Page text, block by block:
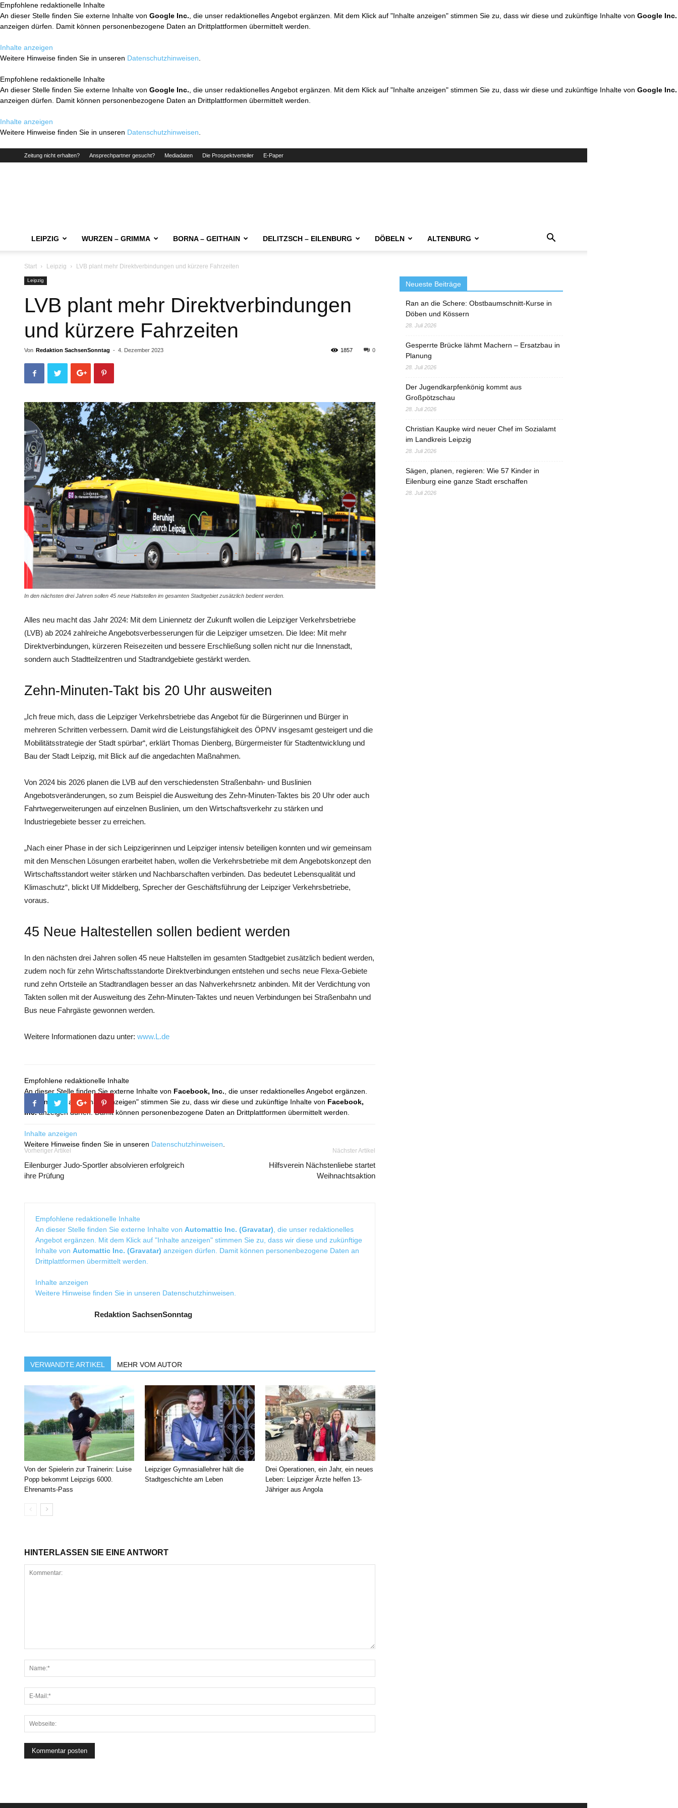
Empfohlene redaktionelle Inhalte
An dieser Stelle finden Sie externe Inhalte von Google Inc. , die unser redaktionelles Angebot ergänzen. Mit dem Klick auf "Inhalte anzeigen" stimmen Sie zu, dass wir diese und zukünftige Inhalte von Google Inc.
anzeigen dürfen. Damit können personenbezogene Daten an Drittplattformen übermittelt werden.
Inhalte anzeigen
Weitere Hinweise finden Sie in unseren Datenschutzhinweisen
Empfohlene redaktionelle Inhalte
An dieser Stelle finden Sie externe Inhalte von Google Inc. , die unser redaktionelles Angebot ergänzen. Mit dem Klick auf "Inhalte anzeigen" stimmen Sie zu, dass wir diese und zukünftige Inhalte von Google Inc.
anzeigen dürfen. Damit können personenbezogene Daten an Drittplattformen übermittelt werden.
Inhalte anzeigen
Weitere Hinweise finden Sie in unseren Datenschutzhinweisen
Zeitung nicht erhalten? Ansprechpartner gesucht? Mediadaten Die Prospektverteiler E-Paper
LEIPZIG WURZEN – GRIMMA BORNA – GEITHAIN DELITZSCH – EILENBURG DÖBELN ALTENBURG
Start Leipzig LVB plant mehr Direktverbindungen und kürzere Fahrzeiten
Leipzig
LVB plant mehr Direktverbindungen
und kürzere Fahrzeiten
Von Redaktion SachsenSonntag - 4. Dezember 2023 0
1857
In den nächsten drei Jahren sollen 45 neue Haltstellen im gesamten Stadtgebiet zusätzlich bedient werden.
Alles neu macht das Jahr 2024: Mit dem Liniennetz der Zukunft wollen die Leipziger Verkehrsbetriebe
(LVB) ab 2024 zahlreiche Angebotsverbesserungen für die Leipziger umsetzen. Die Idee: Mit mehr
Direktverbindungen, kürzeren Reisezeiten und bessere Erschließung sollen nicht nur die Innenstadt,
sondern auch Stadtteilzentren und Stadtrandgebiete gestärkt werden.
Zehn-Minuten-Takt bis 20 Uhr ausweiten
„Ich freue mich, dass die Leipziger Verkehrsbetriebe das Angebot für die Bürgerinnen und Bürger in
mehreren Schritten verbessern. Damit wird die Leistungsfähigkeit des ÖPNV insgesamt gesteigert und die
Mobilitätsstrategie der Stadt spürbar“, erklärt Thomas Dienberg, Bürgermeister für Stadtentwicklung und
Bau der Stadt Leipzig, mit Blick auf die angedachten Maßnahmen.
Von 2024 bis 2026 planen die LVB auf den verschiedensten Straßenbahn- und Buslinien
Angebotsveränderungen, so zum Beispiel die Ausweitung des Zehn-Minuten-Taktes bis 20 Uhr oder auch
Fahrtwegerweiterungen auf einzelnen Buslinien, um den Wirtschaftsverkehr zu stärken und
Industriegebiete besser zu erreichen.
„Nach einer Phase in der sich Leipzigerinnen und Leipziger intensiv beteiligen konnten und wir gemeinsam
mit den Menschen Lösungen erarbeitet haben, wollen die Verkehrsbetriebe mit dem Angebotskonzept den
Wirtschaftsstandort weiter stärken und Nachbarschaften verbinden. Das bedeutet Lebensqualität und
Klimaschutz“, blickt Ulf Middelberg, Sprecher der Geschäftsführung der Leipziger Verkehrsbetriebe,
voraus.
45 Neue Haltestellen sollen bedient werden
In den nächsten drei Jahren sollen 45 neue Haltstellen im gesamten Stadtgebiet zusätzlich bedient werden,
zudem noch für zehn Wirtschaftsstandorte Direktverbindungen entstehen und sechs neue Flexa-Gebiete
rund zehn Ortsteile an Stadtrandlagen besser an das Nahverkehrsnetz anbinden. Mit der Verdichtung von
Takten sollen mit der Ausweitung des Zehn-Minuten-Taktes und neuen Verbindungen bei Straßenbahn und
Bus neue Fahrgäste gewonnen werden.
Weitere Informationen dazu unter: www.L.de
Empfohlene redaktionelle Inhalte
An dieser Stelle finden Sie externe Inhalte von Facebook, Inc. , die unser redaktionelles Angebot ergänzen.
Mit dem Klick auf "Inhalte anzeigen" stimmen Sie zu, dass wir diese und zukünftige Inhalte von Facebook,
Inc.anzeigen dürfen. Damit können personenbezogene Daten an Drittplattformen übermittelt werden.
Inhalte anzeigen
Weitere Hinweise finden Sie in unseren Datenschutzhinweisen
Vorheriger Artikel
Eilenburger Judo-Sportler absolvieren erfolgreich
ihre Prüfung
Nächster Artikel
Hilfsverein Nächstenliebe startet
Weihnachtsaktion
Empfohlene redaktionelle Inhalte
An dieser Stelle finden Sie externe Inhalte von Automattic Inc. (Gravatar) , die unser redaktionelles
Angebot ergänzen. Mit dem Klick auf "Inhalte anzeigen" stimmen Sie zu, dass wir diese und zukünftige
Inhalte von Automattic Inc. (Gravatar) anzeigen dürfen. Damit können personenbezogene Daten an
Drittplattformen übermittelt werden.
Inhalte anzeigen
Weitere Hinweise finden Sie in unseren Datenschutzhinweisen
Redaktion SachsenSonntag
VERWANDTE ARTIKEL MEHR VOM AUTOR
Von der Spielerin zur Trainerin: Luise
Popp bekommt Leipzigs 6000.
Ehrenamts-Pass
Leipziger Gymnasiallehrer hält die
Stadtgeschichte am Leben
Drei Operationen, ein Jahr, ein neues
Leben: Leipziger Ärzte helfen 13-
Jähriger aus Angola
HINTERLASSEN SIE EINE ANTWORT
Neueste Beiträge
Ran an die Schere: Obstbaumschnitt-Kurse in
Döben und Kössern
28. Juli 2026
Gesperrte Brücke lähmt Machern – Ersatzbau in
Planung
28. Juli 2026
Der Jugendkarpfenkönig kommt aus
Großpötzschau
28. Juli 2026
Christian Kaupke wird neuer Chef im Sozialamt
im Landkreis Leipzig
28. Juli 2026
Sägen, planen, regieren: Wie 57 Kinder in
Eilenburg eine ganze Stadt erschaffen
28. Juli 2026